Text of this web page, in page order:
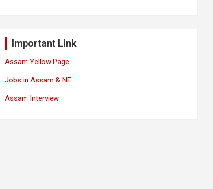
Important Link
Assam Yellow Page
Jobs in Assam & NE
Assam Interview